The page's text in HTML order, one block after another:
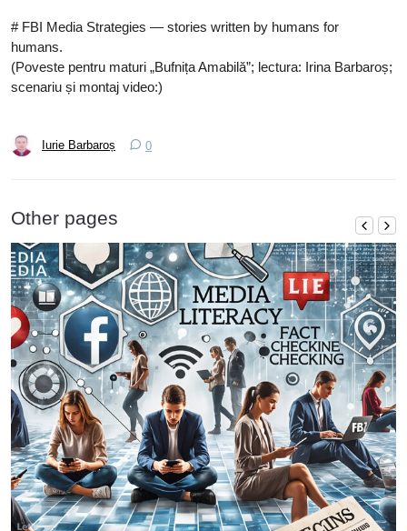
# FBI Media Strategies — stories written by humans for
humans.
(Poveste pentru maturi „Bufnița Amabilă”; lectura: Irina Barbaroș;
scenariu și montaj video:)
Iurie Barbaroș 0
Other pages